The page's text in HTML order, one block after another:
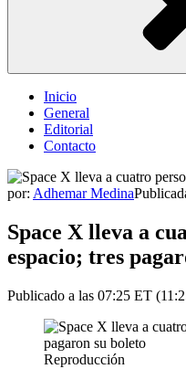
Inicio
General
Editorial
Contacto
por: Adhemar Medina
Space X lleva a
espacio; tres
Publicado a las 07:25 ET
Reproducción